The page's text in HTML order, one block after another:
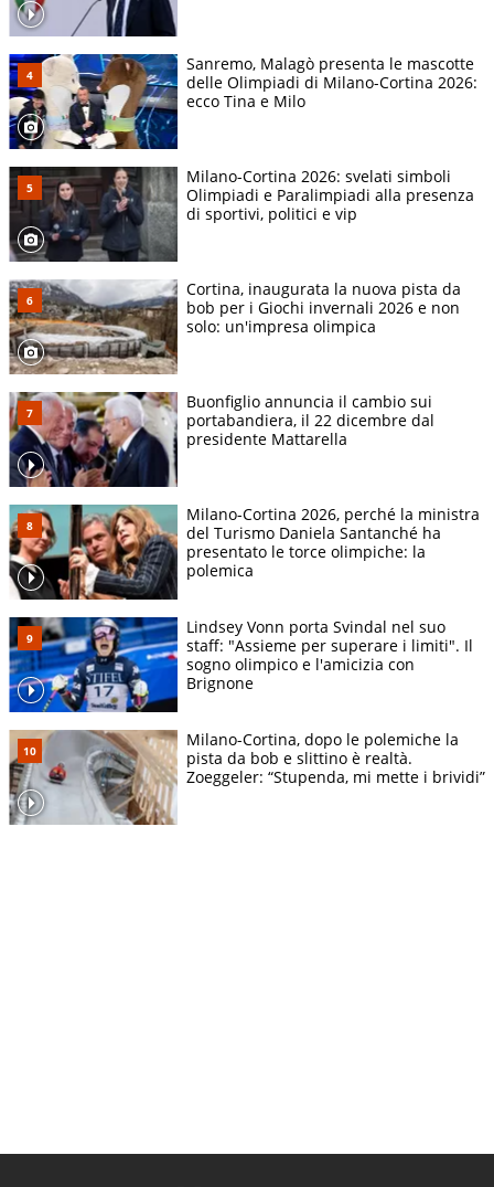
Sanremo, Malagò presenta le mascotte
delle Olimpiadi di Milano-Cortina 2026:
ecco Tina e Milo
Milano-Cortina 2026: svelati simboli
Olimpiadi e Paralimpiadi alla presenza
di sportivi, politici e vip
Cortina, inaugurata la nuova pista da
bob per i Giochi invernali 2026 e non
solo: un'impresa olimpica
Buonfiglio annuncia il cambio sui
portabandiera, il 22 dicembre dal
presidente Mattarella
Milano-Cortina 2026, perché la ministra
del Turismo Daniela Santanché ha
presentato le torce olimpiche: la
polemica
Lindsey Vonn porta Svindal nel suo
staff: "Assieme per superare i limiti". Il
sogno olimpico e l'amicizia con
Brignone
Milano-Cortina, dopo le polemiche la
pista da bob e slittino è realtà.
Zoeggeler: “Stupenda, mi mette i brividi”